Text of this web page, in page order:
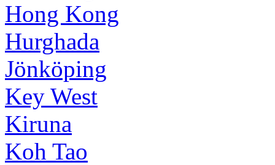
Hong Kong
Hurghada
Jönköping
Key West
Kiruna
Koh Tao